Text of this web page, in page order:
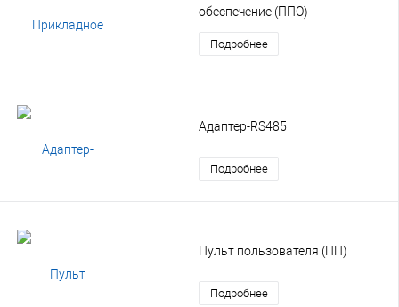
обеспечение (ППО)
Подробнее
Адаптер-RS485
Подробнее
Пульт пользователя (ПП)
Подробнее